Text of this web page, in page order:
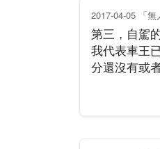
2017-04-05 「
第三，自駕
我代表車王
分還沒有或